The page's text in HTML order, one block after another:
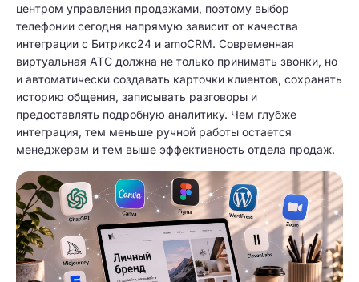
центром управления продажами, поэтому выбор
телефонии сегодня напрямую зависит от качества
интеграции с Битрикс24 и amoCRM. Современная
виртуальная АТС должна не только принимать звонки, но
и автоматически создавать карточки клиентов, сохранять
историю общения, записывать разговоры и
предоставлять подробную аналитику. Чем глубже
интеграция, тем меньше ручной работы остается
менеджерам и тем выше эффективность отдела продаж.